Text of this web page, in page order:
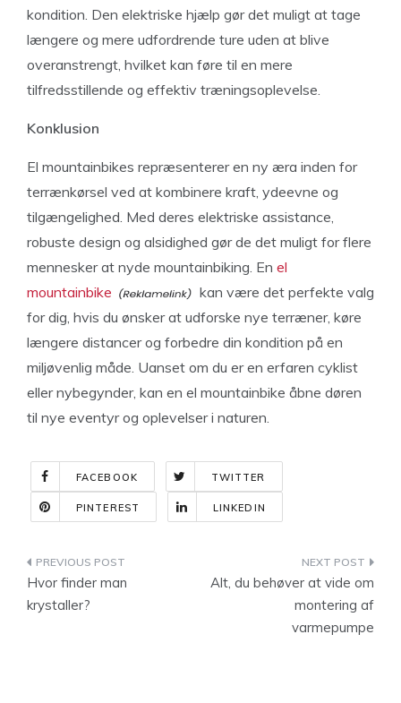
kondition. Den elektriske hjælp gør det muligt at tage
længere og mere udfordrende ture uden at blive
overanstrengt, hvilket kan føre til en mere
tilfredsstillende og effektiv træningsoplevelse.
Konklusion
El mountainbikes repræsenterer en ny æra inden for
terrænkørsel ved at kombinere kraft, ydeevne og
tilgængelighed. Med deres elektriske assistance,
robuste design og alsidighed gør de det muligt for flere
mennesker at nyde mountainbiking. En el
mountainbike
kan være det perfekte valg
for dig, hvis du ønsker at udforske nye terræner, køre
længere distancer og forbedre din kondition på en
miljøvenlig måde. Uanset om du er en erfaren cyklist
eller nybegynder, kan en el mountainbike åbne døren
til nye eventyr og oplevelser i naturen.
FACEBOOK TWITTER
PINTEREST LINKEDIN
Indlægsnavigation
Hvor finder man
krystaller?
Alt, du behøver at vide om
montering af
varmepumpe